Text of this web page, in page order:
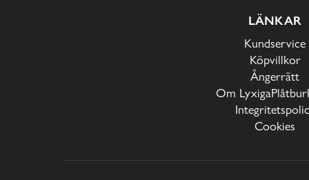
LÄNKAR
Kundservice
Köpvillkor
Ångerrätt
Om
Cookies